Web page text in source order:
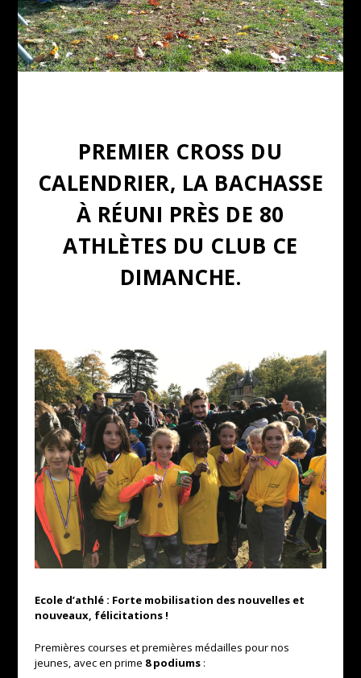
PREMIER CROSS DU
CALENDRIER, LA BACHASSE
À RÉUNI PRÈS DE 80
ATHLÈTES DU CLUB CE
DIMANCHE.
Ecole d’athlé : Forte mobilisation des nouvelles et
nouveaux, félicitations !
Premières courses et premières médailles pour nos
jeunes, avec en prime 8 podiums: